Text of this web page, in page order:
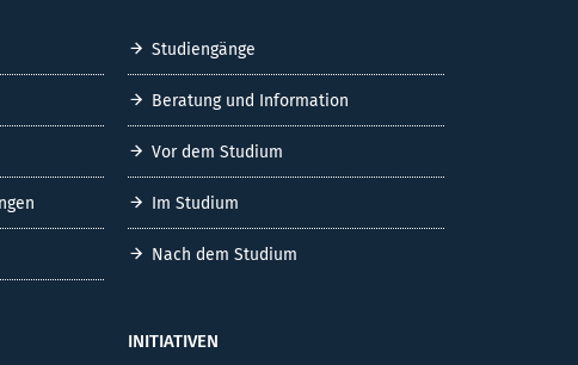
Studiengänge
Beratung und Information
Vor dem Studium
Im Studium
Nach dem Studium
INITIATIVEN